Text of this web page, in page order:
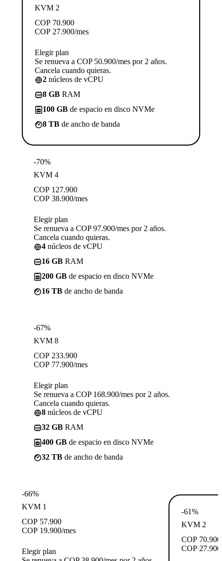
KVM 2
COP 70.900
COP 27.900/mes
Elegir plan
Se renueva a COP 50.900/mes por 2 años.
Cancela cuando quieras.
2 núcleos de vCPU
8 GB RAM
100 GB de espacio en disco NVMe
8 TB de ancho de banda
-70%
KVM 4
COP 127.900
COP 38.900/mes
Elegir plan
Se renueva a COP 97.900/mes por 2 años.
Cancela cuando quieras.
4 núcleos de vCPU
16 GB RAM
200 GB de espacio en disco NVMe
16 TB de ancho de banda
-67%
KVM 8
COP 233.900
COP 77.900/mes
Elegir plan
Se renueva a COP 168.900/mes por 2 años.
Cancela cuando quieras.
8 núcleos de vCPU
32 GB RAM
400 GB de espacio en disco NVMe
32 TB de ancho de banda
-66%
KVM 1
COP 57.900
COP 19.900/mes
Elegir plan
-61%
KVM 2
COP 70.900
COP 27.900